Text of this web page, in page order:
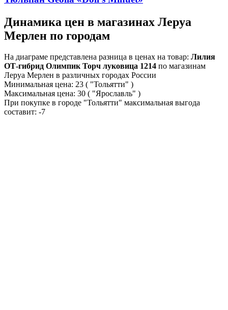
Динамика цен в магазинах Леруа
Мерлен по городам
На диаграме представлена разница в ценах на товар: Лилия
ОТ-гибрид Олимпик Торч луковица 1214 по магазинам
Леруа Мерлен в различных городах России
Минимальная цена: 23 ( "Тольятти" )
Максимальная цена: 30 ( "Ярославль" )
При покупке в городе "Тольятти" максимальная выгода
составит: -7